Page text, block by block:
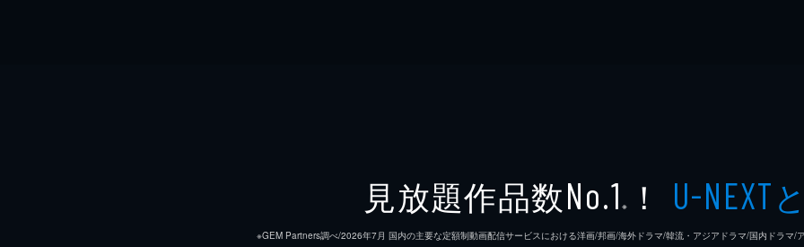
見放題作品数No.1 ※ ！ U-NEXT
※GEM Partners調べ/2026年7⽉ 国内の主要な定額制動画配信サービスにおける洋画/邦画/海外ドラマ/韓流・アジアドラマ/国内ドラマ/